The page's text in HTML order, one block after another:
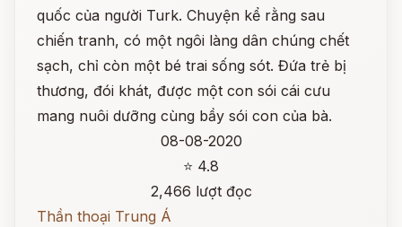
quốc của người Turk. Chuyện kể rằng sau
chiến tranh, có một ngôi làng dân chúng chết
sạch, chỉ còn một bé trai sống sót. Đứa trẻ bị
thương, đói khát, được một con sói cái cưu
mang nuôi dưỡng cùng bầy sói con của bà.
08-08-2020
⭐ 4.8
2,466 lượt đọc
Thần thoại Trung Á